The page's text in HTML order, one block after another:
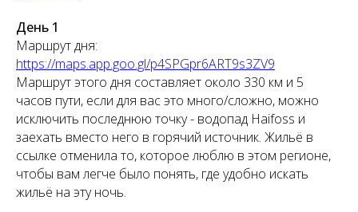
День 1
Маршрут дня:
https://maps.app.goo.gl/p4SPGpr6ART9s3ZV9
Маршрут этого дня составляет около 330 км и 5
часов пути, если для вас это много/сложно, можно
исключить последнюю точку - водопад Haifoss и
заехать вместо него в горячий источник. Жильё в
ссылке отменила то, которое люблю в этом регионе,
чтобы вам легче было понять, где удобно искать
жильё на эту ночь.